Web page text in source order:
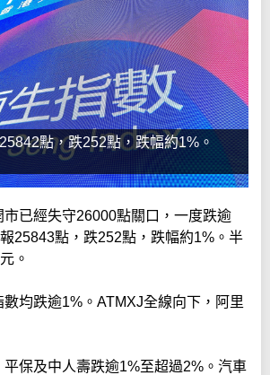
點，跌252點，跌幅約1%。
已經失守26000點關口，一度跌逾
25843點，跌252點，跌幅約1%。半
。
均跌逾1%。ATMXJ全線向下，阿里
平保及中人壽跌逾1%至超過2%。汽車